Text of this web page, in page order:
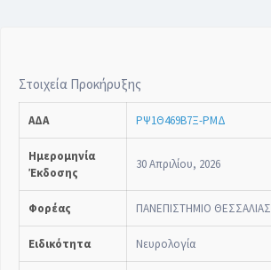
Στοιχεία Προκήρυξης
ΑΔΑ ΡΨ1Θ469Β7Ξ-ΡΜΔ
Ημερομηνία
Έκδοσης
30 Απριλίου, 2026
Φορέας ΠΑΝΕΠΙΣΤΗΜΙΟ ΘΕΣΣΑΛΙΑΣ
Ειδικότητα Νευρολογία